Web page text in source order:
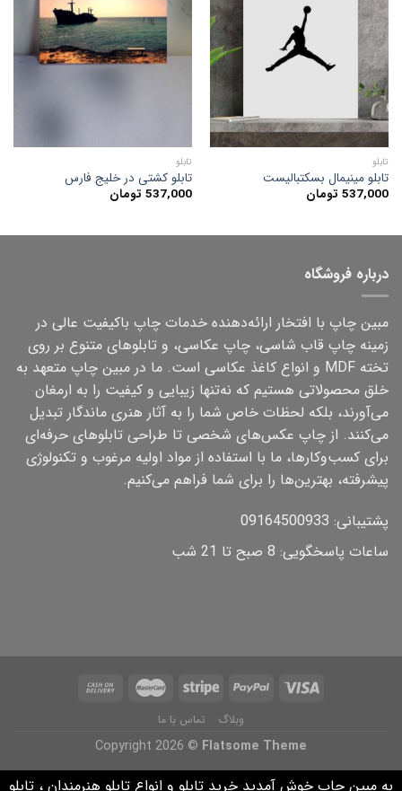
افزودن
به
علاقه
مندی
ها
تابلو
تابلو مینیمال بسکتبالیست
537,000 تومان
به
علاقه
مندی
ها
تابلو
تابلو کشتی در خلیج فارس
537,000 تومان
درباره فروشگاه
مبین چاپ با افتخار ارائه‌دهنده خدمات چاپ باکیفیت عالی در
زمینه چاپ قاب شاسی، چاپ عکاسی، و تابلوهای متنوع بر روی
تخته MDF و انواع کاغذ عکاسی است. ما در مبین چاپ متعهد به
خلق محصولاتی هستیم که نه‌تنها زیبایی و کیفیت را به ارمغان
می‌آورند، بلکه لحظات خاص شما را به آثار هنری ماندگار تبدیل
می‌کنند. از چاپ عکس‌های شخصی تا طراحی تابلوهای حرفه‌ای
برای کسب‌وکارها، ما با استفاده از مواد اولیه مرغوب و تکنولوژی
پیشرفته، بهترین‌ها را برای شما فراهم می‌کنیم.
پشتیبانی: 09164500933
ساعات پاسخگویی: 8 صبح تا 21 شب
وبلاگ تماس با ما
Copyright 2026 © Flatsome Theme
به مبین چاپ خوش آمدید خرید تابلو و انواع تابلو هنرمندان ، تابلو